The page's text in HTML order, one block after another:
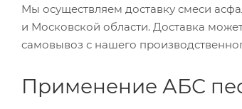
Мы осуществляем доставку смеси
и Московской области. Доставка
самовывоз с нашего
Применение АБС